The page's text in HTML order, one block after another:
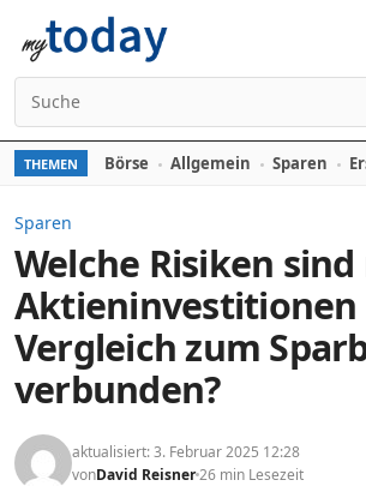
Zum Inhalt springen
Suchen nach:
THEMEN Börse Allgemein Sparen
Sparen
Welche Risiken
Aktieninvestitionen
Vergleich zum
verbunden?
aktualisiert: 3. Februar 2025 12:28
vonDavid Reisner26 min Lesezeit